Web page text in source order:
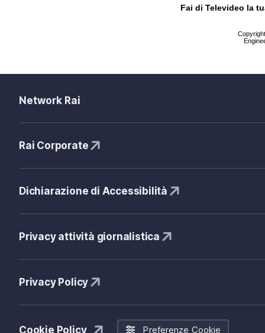
Fai di Televideo la